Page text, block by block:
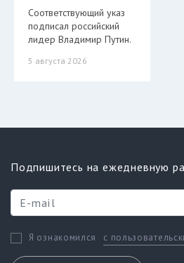
Соответствующий указ
подписал российский
лидер Владимир Путин.
5 августа 2026
Подпишитесь на ежедневную
Я ознакомился с